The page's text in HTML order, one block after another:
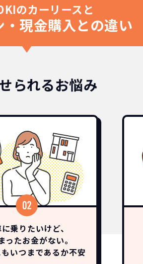
のカーリースと
・現金購入との違い
られるお悩み
乗りたいけど、
ったお金がない。
いつまであるか不安